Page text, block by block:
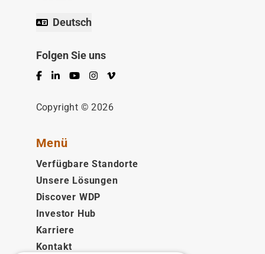
Deutsch
Folgen Sie uns
Facebook
LinkedInYouTubeInstagram
Vimeo
Copyright © 2026
Menü
Verfügbare Standorte
Unsere Lösungen
Discover WDP
Investor Hub
Karriere
Kontakt